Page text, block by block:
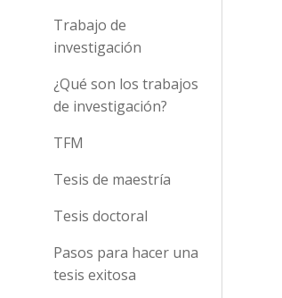
Trabajo de
investigación
¿Qué son los trabajos
de investigación?
TFM
Tesis de maestría
Tesis doctoral
Pasos para hacer una
tesis exitosa